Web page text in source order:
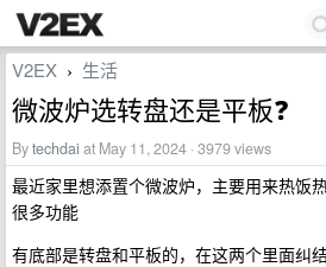
V2EX › 生活
微波炉选转盘还是平板❓
Bytechdai at May 11, 2024 · 3979 views
最近家里想添置个微波炉，主要用来热饭
很多功能
有底部是转盘和平板的，在这两个里面纠